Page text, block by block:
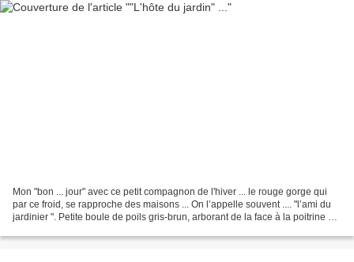
Mon "bon ... jour" avec ce petit compagnon de l'hiver ... le rouge gorge qui
par ce froid, se rapproche des maisons ... On l’appelle souvent .... "l’ami du
jardinier ". Petite boule de poils gris-brun, arborant de la face à la poitrine un